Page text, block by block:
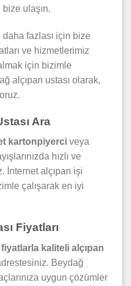
ulaşın.
fazlası için bize
ve hizmetlerimiz
için bizimle
alçıpan ustası olarak,
Ara
kartonpiyerci veya
hızlı ve
İnternet alçıpan işi
çalışarak en iyi
Fiyatları
kaliteli alçıpan
Beydağ
uygun çözümler